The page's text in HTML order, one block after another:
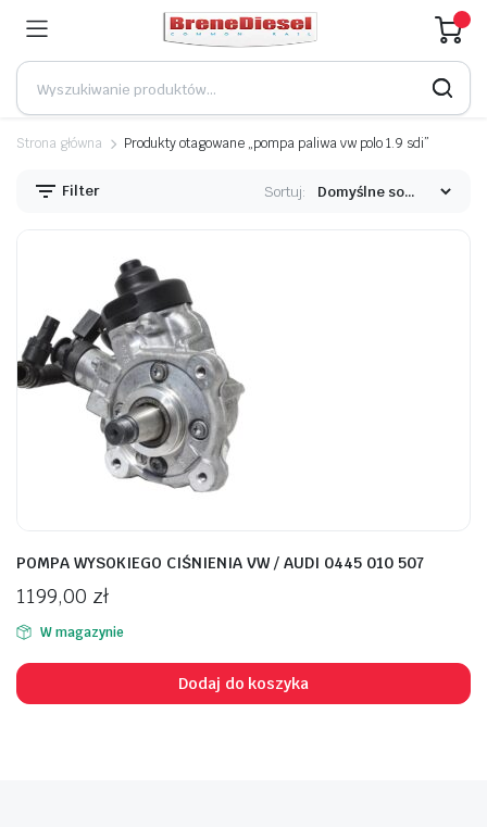
Strona główna Produkty otagowane „pompa paliwa vw polo 1.9 sdi”
Filter Sortuj:
POMPA WYSOKIEGO CIŚNIENIA VW / AUDI 0445 010 507
1199,00 zł
W magazynie
Dodaj do koszyka